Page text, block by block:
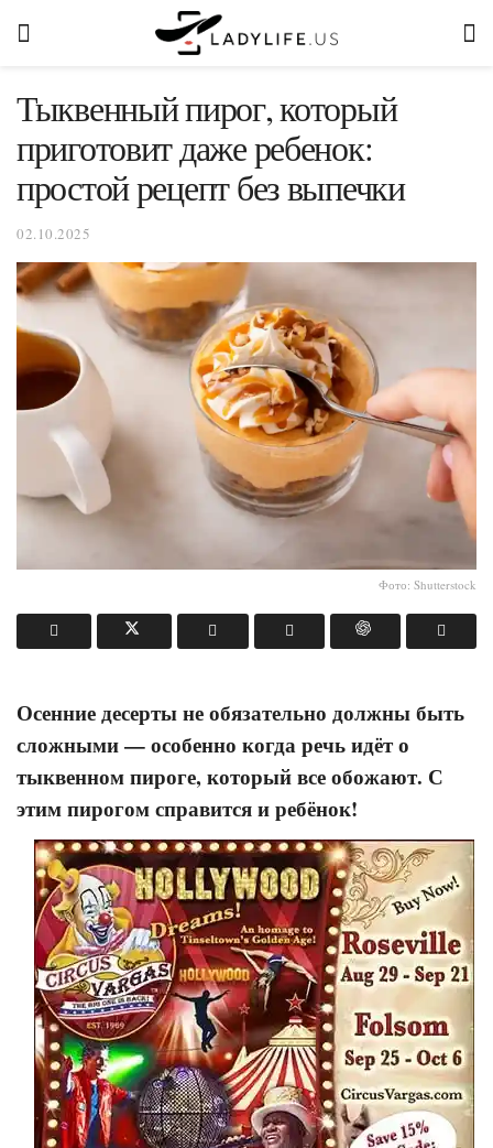
Тыквенный пирог, который
приготовит даже ребенок:
простой рецепт без выпечки
02.10.2025
Фото: Shutterstock
Осенние десерты не обязательно должны быть
сложными — особенно когда речь идёт о
тыквенном пироге, который все обожают. С
этим пирогом справится и ребёнок!